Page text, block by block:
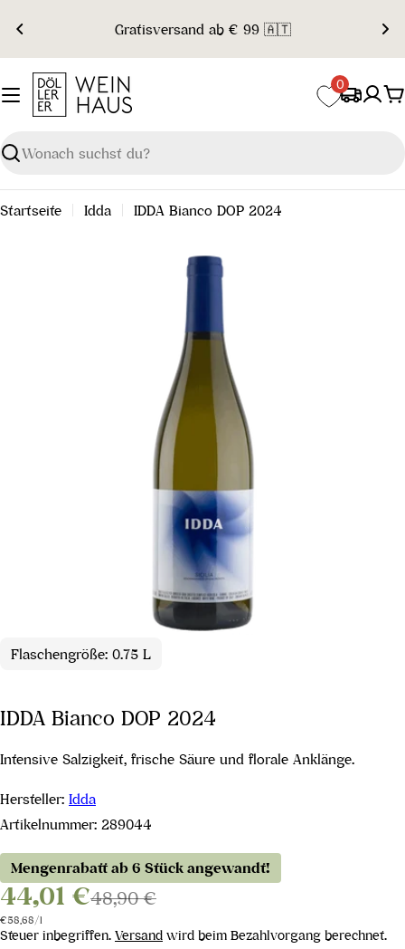
Inhalt
springen
Gratisversand ab € 99 🇦🇹
Suchen
0
Startseite Idda IDDA Bianco DOP 2024
Flaschengröße: 0.75 L
IDDA Bianco DOP 2024
Intensive Salzigkeit, frische Säure und florale Anklänge.
Hersteller: Idda
Artikelnummer: 289044
Mengenrabatt ab 6 Stück angewandt!
44,01 €48,90 €
Stückpreis
€58,68/pro
l
Steuer inbegriffen. Versand wird beim Bezahlvorgang berechnet.